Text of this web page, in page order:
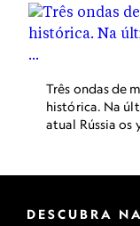
construção
Três ondas de
histórica. Na
atual Rússia os
DESCUBRA